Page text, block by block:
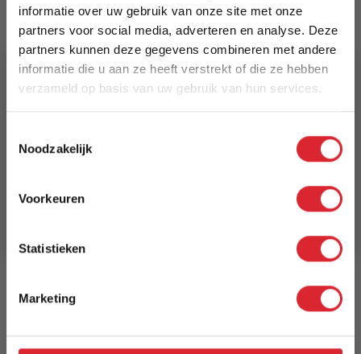
informatie over uw gebruik van onze site met onze
partners voor social media, adverteren en analyse. Deze
partners kunnen deze gegevens combineren met andere
informatie die u aan ze heeft verstrekt of die ze hebben
verzameld op basis van uw gebruik van hun services.
Noodzakelijk
Voorkeuren
Statistieken
Marketing
Schrijf uw eigen review
Merk
Dimehouse
EAN
8720239834291
Prijs